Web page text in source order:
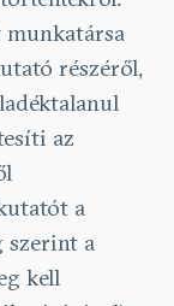
részé­ről,
az
a
szerint a
kell